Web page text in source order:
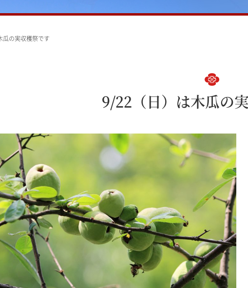
瓜の実収穫祭です
9/22（日）は木瓜の